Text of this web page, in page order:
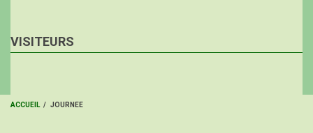
VISITEURS
ACCUEIL / JOURNEE